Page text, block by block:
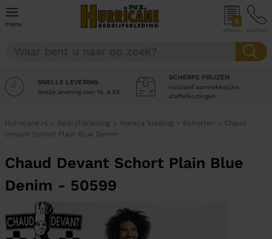
menu 0
offerte contact
SNELLE LEVERING
Snelle levering voor NL & BE
SCHERPE PRIJZEN
Inclusief aantrekkelijke
staffelkortingen
Hurricane.nl > Bedrijfskleding > Horeca kleding > Schorten > Chaud
Devant Schort Plain Blue Denim
Chaud Devant Schort Plain Blue
Denim - 50599